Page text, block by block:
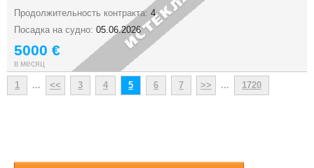
Продолжительность контракта: 4
Посадка на судно: 05.06.2026
5000 €
в месяц
1 ... << 3 4 5 6 7 >> ... 1720